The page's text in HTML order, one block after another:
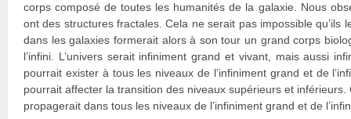
corps composé de toutes les humanités de la galaxie. Nous
ont des structures fractales. Cela ne serait pas impossible qu’ils
dans les galaxies formerait alors à son tour un grand corps
l’infini. L’univers serait infiniment grand et vivant, mais aussi
pourrait exister à tous les niveaux de l’infiniment grand et de
pourrait affecter la transition des niveaux supérieurs et
propagerait dans tous les niveaux de l’infiniment grand et de